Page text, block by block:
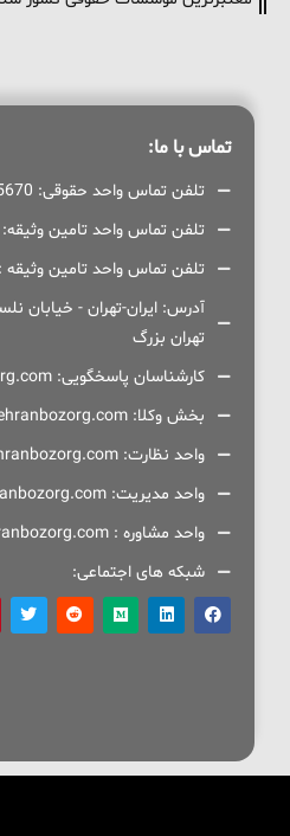
تماس با ما:
تلفن تماس واحد حقوقی: 02191095670 - 32 خط
تلفن تماس واحد تامین وثیقه: 02191096101 - 32 خط
تلفن تماس واحد تامین وثیقه : 09339535772 (تماس مستقیم)
آدرس: ایران-تهران - خیابان
تهران بزرگ
کارشناسان پاسخگویی: service@tehranbozorg.com
بخش وکلا: technical@tehranbozorg.com
واحد نظارت: complaints@tehranbozorg.com
واحد مدیریت: manager@tehranbozorg.com
واحد مشاوره : backend@tehranbozorg.com
شبکه های اجتماعی: